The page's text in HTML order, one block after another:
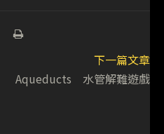
下一篇文章
Aqueducts 水管解難遊戲